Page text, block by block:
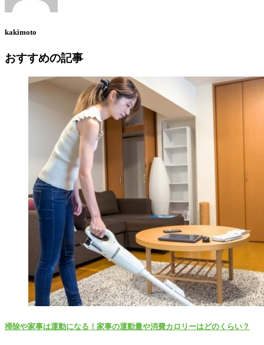
kakimoto
おすすめの記事
掃除や家事は運動になる！家事の運動量や消費カロリーはどのくらい？